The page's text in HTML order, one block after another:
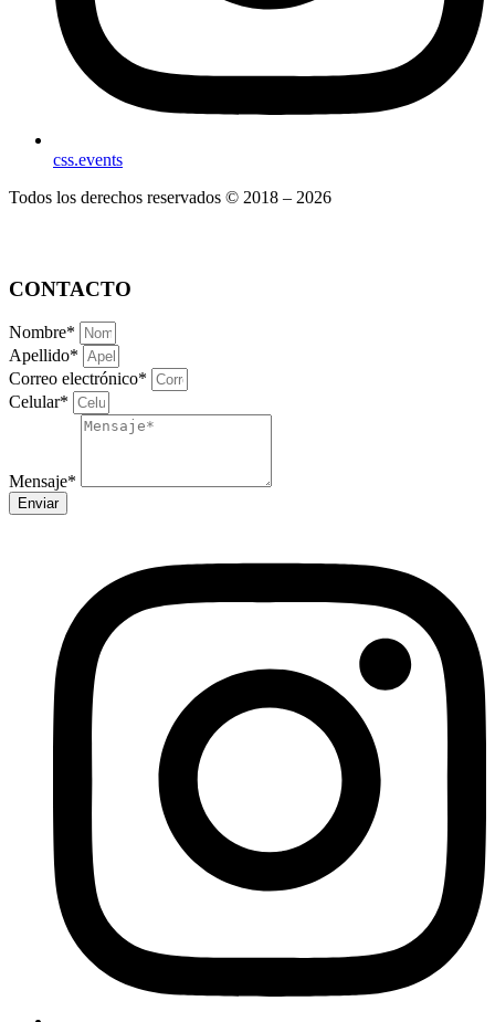
css.events
Todos los derechos reservados © 2018 – 2026
CONTACTO
Nombre*
Apellido*
Correo electrónico*
Celular*
Mensaje*
Enviar